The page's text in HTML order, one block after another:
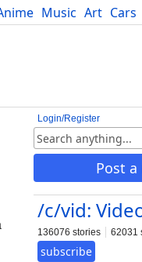
Music Art Cars
Login/Register
Post
/c/vid:
136076 stories 62031
subscribe